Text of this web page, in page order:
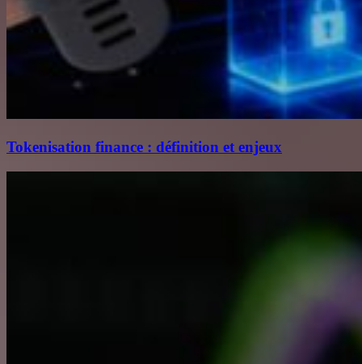
Tokenisation finance : définition et enjeux